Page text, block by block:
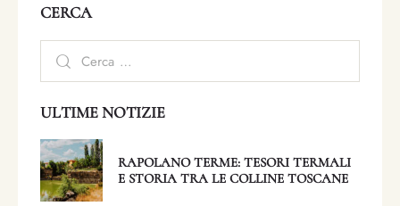
CERCA
ULTIME NOTIZIE
RAPOLANO TERME: TESORI TERMALI
E STORIA TRA LE COLLINE TOSCANE